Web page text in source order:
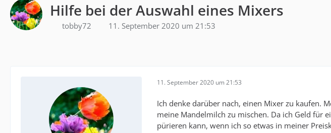
Hilfe bei der Auswahl eines Mixers
tobby72 11. September 2020 um 21:53
11. September 2020 um 21:53
Ich denke darüber nach, einen Mixer zu kaufen.
meine Mandelmilch zu mischen. Da ich Geld für
pürieren kann, wenn ich so etwas in meiner